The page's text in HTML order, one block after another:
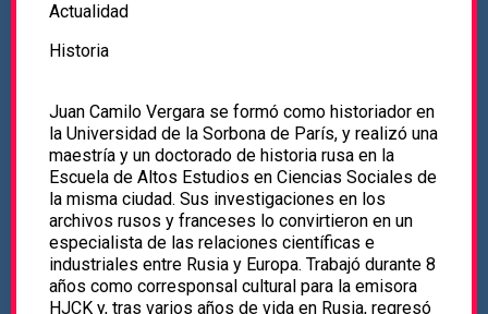
Actualidad
Historia
Juan Camilo Vergara se formó como historiador en
la Universidad de la Sorbona de París, y realizó una
maestría y un doctorado de historia rusa en la
Escuela de Altos Estudios en Ciencias Sociales de
la misma ciudad. Sus investigaciones en los
archivos rusos y franceses lo convirtieron en un
especialista de las relaciones científicas e
industriales entre Rusia y Europa. Trabajó durante 8
años como corresponsal cultural para la emisora
HJCK y, tras varios años de vida en Rusia, regresó